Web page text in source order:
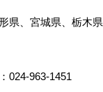
県、宮城県、栃木県
024-963-1451